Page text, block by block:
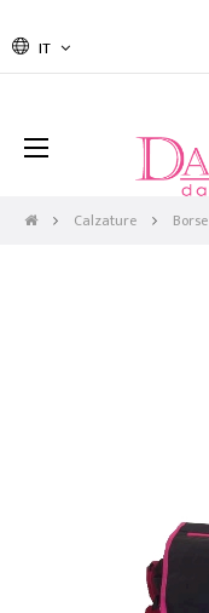
IT
navigazione
Toggle
☰
Calzature Borse